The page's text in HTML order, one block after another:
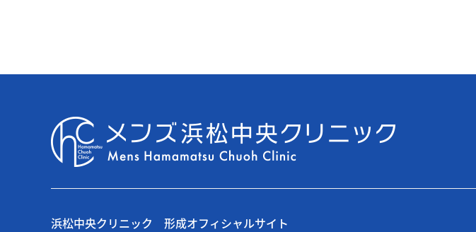
浜松中央クリニック 形成オフィシャルサイト